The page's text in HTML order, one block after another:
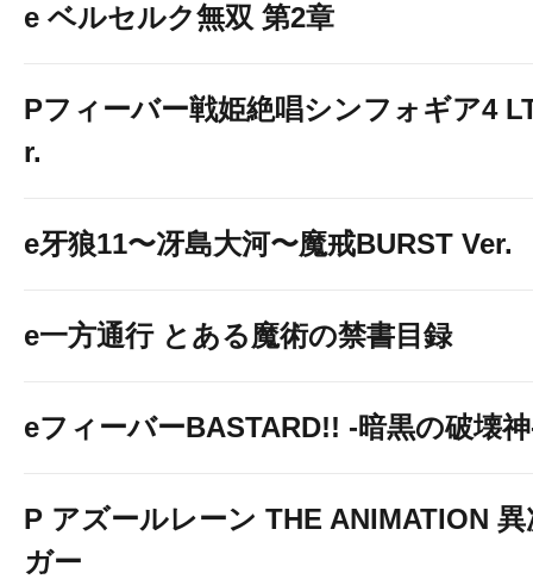
e ベルセルク無双 第2章
Pフィーバー戦姫絶唱シンフォギア4
r.
e牙狼11〜冴島大河〜魔戒BURST Ver.
e一方通行 とある魔術の禁書目録
eフィーバーBASTARD!! -暗黒の破壊
P アズールレーン THE ANIMATION
ガー